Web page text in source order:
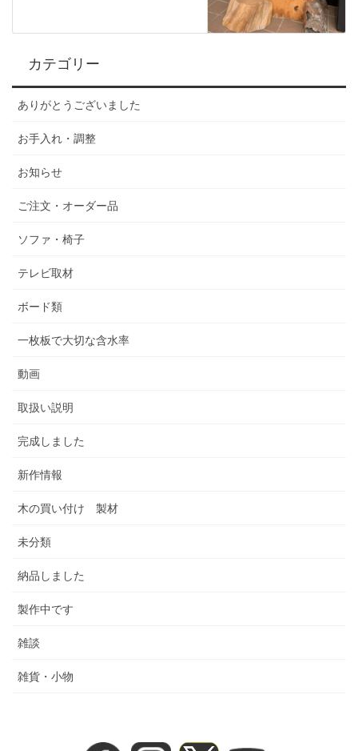
カテゴリー
ありがとうございました
お手入れ・調整
お知らせ
ご注文・オーダー品
ソファ・椅子
テレビ取材
ボード類
一枚板で大切な含水率
動画
取扱い説明
完成しました
新作情報
木の買い付け 製材
未分類
納品しました
製作中です
雑談
雑貨・小物